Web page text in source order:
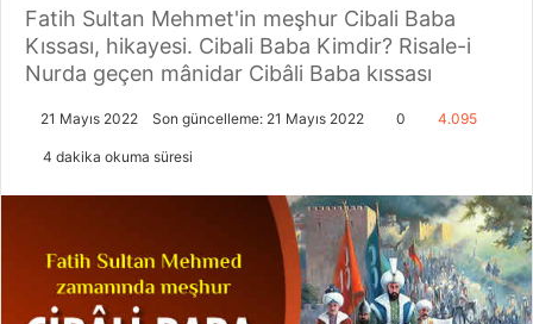
Fatih Sultan Mehmet'in meşhur Cibali Baba
Kıssası, hikayesi. Cibali Baba Kimdir? Risale-i
Nurda geçen mânidar Cibâli Baba kıssası
21 Mayıs 2022 Son güncelleme: 21 Mayıs 2022 0 4.095
4 dakika okuma süresi